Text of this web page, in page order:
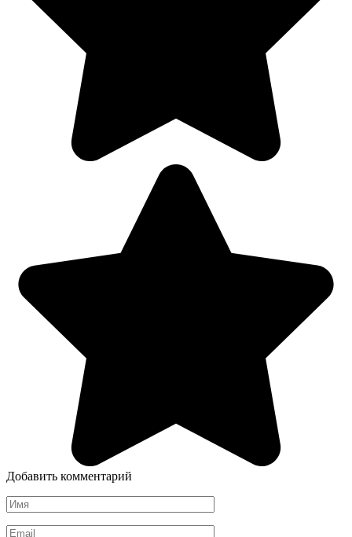
Добавить комментарий
Имя
*
Email